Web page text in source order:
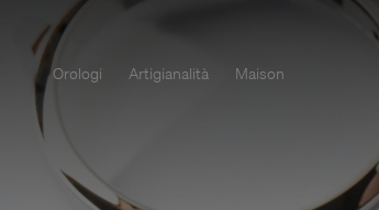
Orologi Artigianalità Maison